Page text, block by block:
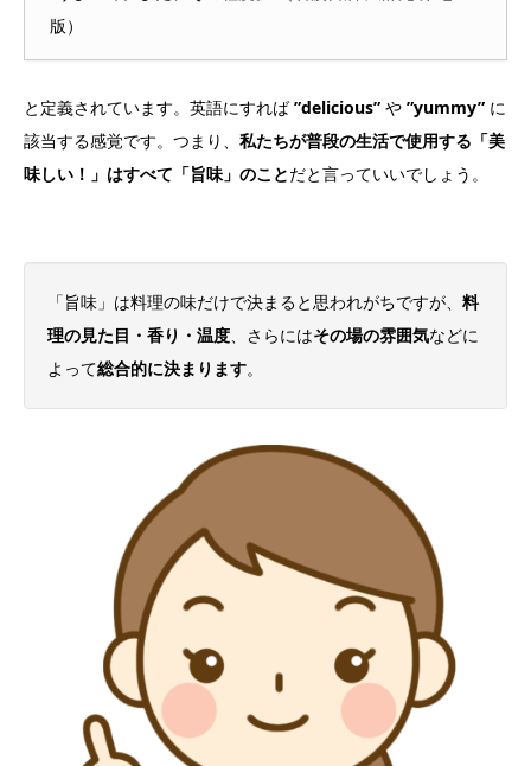
版）
と定義されています。英語にすれば”delicious” や ”yummy” に
該当する感覚です。つまり、 私たちが普段の生活で使用する「美
味しい！」はすべて「旨味」のことだと言っていいでしょう。
「旨味」は料理の味だけで決まると思われがちですが、 料
理の見た目・香り・温度、さらにはその場の雰囲気などに
よって総合的に決まります。